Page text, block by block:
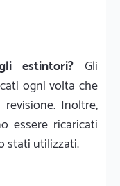
estintori? Gli
ogni volta che
Inoltre,
essere ricaricati
stati utilizzati.